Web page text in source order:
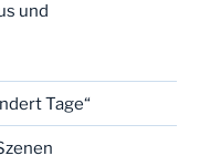
und
Tage“